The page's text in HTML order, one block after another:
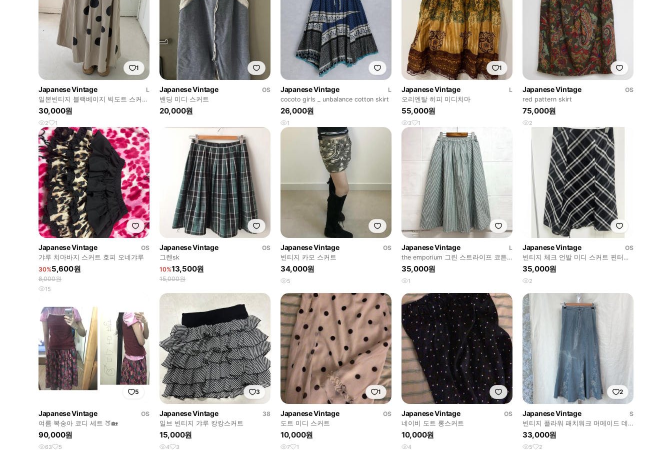
1
Japanese Vintage
L
일본빈티지 블랙베이지 빅도트 스커트
팬츠
30,000원
2 1
Japanese Vintage
OS
밴딩 미디 스커트
20,000원
Japanese Vintage
L
cocoto girls _ unbalance cotton skirt
26,000원
1
1
Japanese Vintage
L
오리엔탈 히피 미디치마
55,000원
3 1
Japanese Vintage
OS
red pattern skirt
75,000원
2
Japanese Vintage
OS
갸루 치마바지 스커트 호피 오네갸루
30%5,600원
8,000원
15
Japanese Vintage
OS
그렌sk
10%13,500원
15,000원
Japanese Vintage
OS
빈티지 카모 스커트
34,000원
5
Japanese Vintage
L
the emporium 그린 스트라이프 코튼
롱 스커트 L JPN
35,000원
1
Japanese Vintage
OS
빈티지 체크 언발 미디 스커트 핀터레
스트 버버리st
35,000원
2
5
Japanese Vintage
OS
여름 복숭아 코디 세트 🍑🏡
90,000원
63 5
3
Japanese Vintage
38
일브 빈티지 갸루 캉캉스커트
15,000원
4 3
1
Japanese Vintage
OS
도트 미디 스커트
10,000원
7 1
Japanese Vintage
OS
네이비 도트 롱스커트
10,000원
4
2
Japanese Vintage
S
빈티지 플라워 패치워크 머메이드 데
님 롱스커트
33,000원
5 2